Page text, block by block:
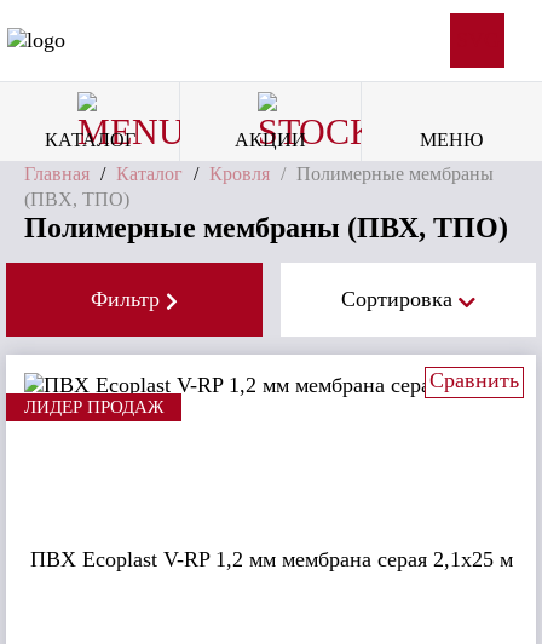
КАТАЛОГ АКЦИИ
МЕНЮ
Главная / Каталог / Кровля / Полимерные мембраны
(ПВХ, ТПО)
Полимерные мембраны (ПВХ, ТПО)
Фильтр Сортировка
ЛИДЕР ПРОДАЖ
ПВХ Ecoplast V-RP 1,2 мм мембрана серая 2,1х25 м
Сравнить